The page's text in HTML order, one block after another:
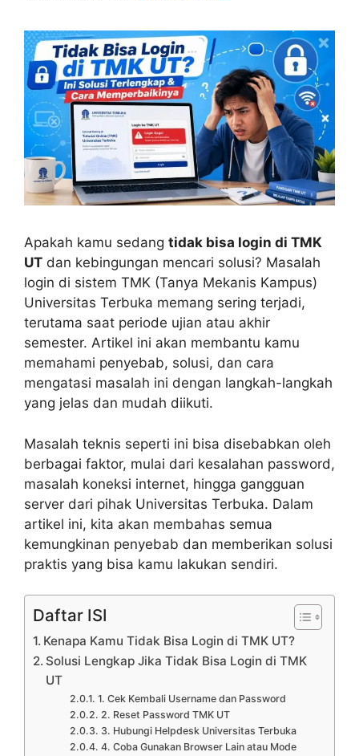
Apakah kamu sedang tidak bisa login di TMK
UT dan kebingungan mencari solusi? Masalah
login di sistem TMK (Tanya Mekanis Kampus)
Universitas Terbuka memang sering terjadi,
terutama saat periode ujian atau akhir
semester. Artikel ini akan membantu kamu
memahami penyebab, solusi, dan cara
mengatasi masalah ini dengan langkah-langkah
yang jelas dan mudah diikuti.
Masalah teknis seperti ini bisa disebabkan oleh
berbagai faktor, mulai dari kesalahan password,
masalah koneksi internet, hingga gangguan
server dari pihak Universitas Terbuka. Dalam
artikel ini, kita akan membahas semua
kemungkinan penyebab dan memberikan solusi
praktis yang bisa kamu lakukan sendiri.
Daftar ISI
Kenapa Kamu Tidak Bisa Login di TMK UT?
Solusi Lengkap Jika Tidak Bisa Login di TMK
UT
1. Cek Kembali Username dan Password
2. Reset Password TMK UT
3. Hubungi Helpdesk Universitas Terbuka
4. Coba Gunakan Browser Lain atau Mode